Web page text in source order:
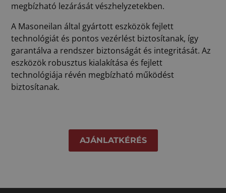
megbízható lezárását vészhelyzetekben.
A Masoneilan által gyártott eszközök fejlett
technológiát és pontos vezérlést biztosítanak, így
garantálva a rendszer biztonságát és integritását. Az
eszközök robusztus kialakítása és fejlett
technológiája révén megbízható működést
biztosítanak.
AJÁNLATKÉRÉS